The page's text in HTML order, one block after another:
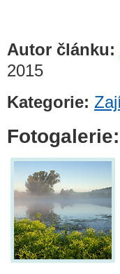
Autor článku:
2015
Kategorie:
Fotogalerie: